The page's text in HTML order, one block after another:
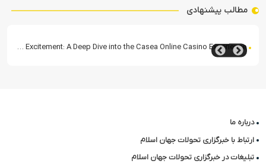
مطالب پیشنهادی
Unlocking the Excitement: A Deep Dive into the Casea Online Casino Experience
درباره ما
ارتباط با خبرگزاری تحولات جهان اسلام
تبلیغات در خبرگزاری تحولات جهان اسلام